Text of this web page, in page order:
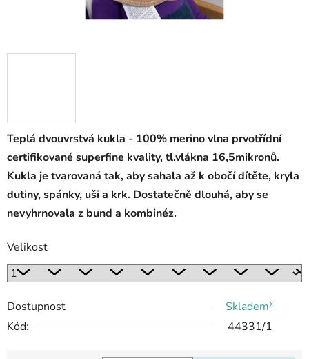
Teplá dvouvrstvá kukla - 100% merino vlna prvotřídní
certifikované superfine kvality, tl.vlákna 16,5mikronů.
Kukla je tvarovaná tak, aby sahala až k obočí dítěte, kryla
dutiny, spánky, uši a krk. Dostatečně dlouhá, aby se
nevyhrnovala z bund a kombinéz.
Velikost
Dostupnost
Skladem*
Kód:
44331/1